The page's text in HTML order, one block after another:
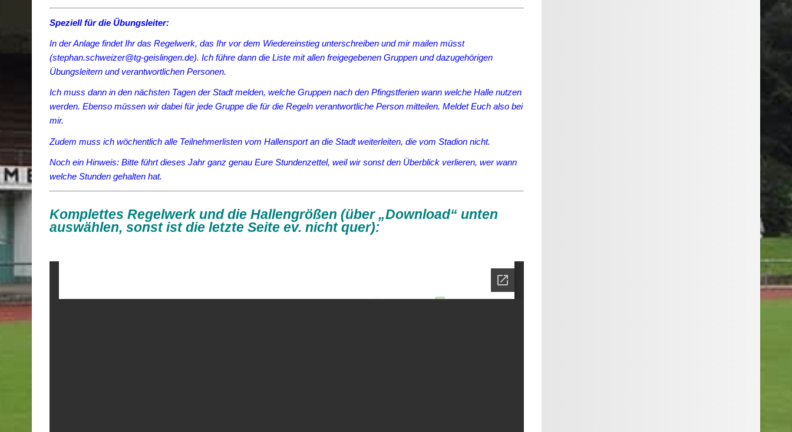
Speziell für die Übungsleiter:
In der Anlage findet Ihr das Regelwerk, das Ihr vor dem Wiedereinstieg unterschreiben und mir mailen müsst
(stephan.schweizer@tg-geislingen.de). Ich führe dann die Liste mit allen freigegebenen Gruppen und dazugehörigen
Übungsleitern und verantwortlichen Personen.
Ich muss dann in den nächsten Tagen der Stadt melden, welche Gruppen nach den Pfingstferien wann welche Halle nutzen
werden. Ebenso müssen wir dabei für jede Gruppe die für die Regeln verantwortliche Person mitteilen. Meldet Euch also bei
mir.
Zudem muss ich wöchentlich alle Teilnehmerlisten vom Hallensport an die Stadt weiterleiten, die vom Stadion nicht.
Noch ein Hinweis: Bitte führt dieses Jahr ganz genau Eure Stundenzettel, weil wir sonst den Überblick verlieren, wer wann
welche Stunden gehalten hat.
Komplettes Regelwerk und die Hallengrößen (über „Download“ unten
auswählen, sonst ist die letzte Seite ev. nicht quer):